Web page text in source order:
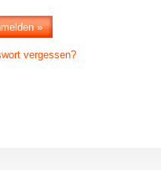
vergessen?